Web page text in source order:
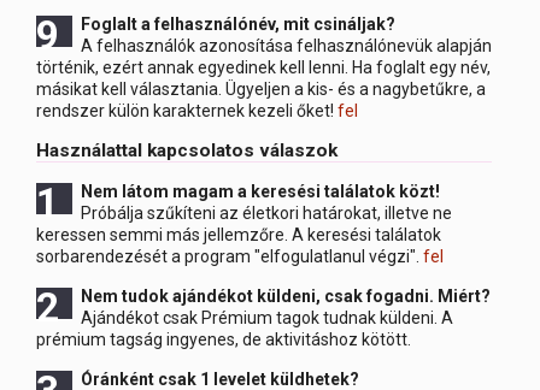
9 Foglalta felhasználónév, mit csináljak?
A felhasználók azonosítása felhasználónevük alapján
történik, ezért annak egyedinek kell lenni. Ha foglalt egy név,
másikat kell választania. Ügyeljen a kis- és a nagybetűkre, a
rendszer külön karakternek kezeli őket! fel
Használattal kapcsolatos válaszok
1 Nem látom magam a keresési találatok közt!
Próbálja szűkíteni az életkori határokat, illetve ne
keressen semmi más jellemzőre. A keresési találatok
sorbarendezését a program "elfogulatlanul végzi". fel
2 Nem tudok ajándékot küldeni, csak fogadni. Miért?
Ajándékot csak Prémium tagok tudnak küldeni. A
prémium tagság ingyenes, de aktivitáshoz kötött.
3 Óránként csak 1 levelet küldhetek?